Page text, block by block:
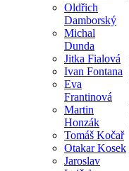
Oldřich
Damborský
Michal
Dunda
Jitka Fialová
Ivan Fontana
Eva
Frantinová
Martin
Honzák
Tomáš Kočař
Otakar Kosek
Jaroslav